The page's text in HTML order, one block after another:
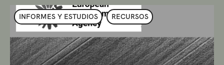
INFORMES Y ESTUDIOS RECURSOS